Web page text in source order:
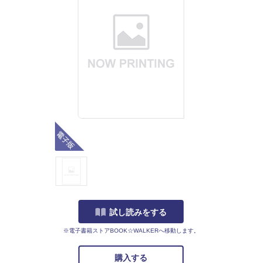
試し読みをする
※電子書籍ストアBOOK☆WALKERへ移動します。
購入する